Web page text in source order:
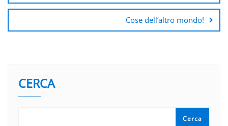
Cose dell’altro mondo!
CERCA
Cerca